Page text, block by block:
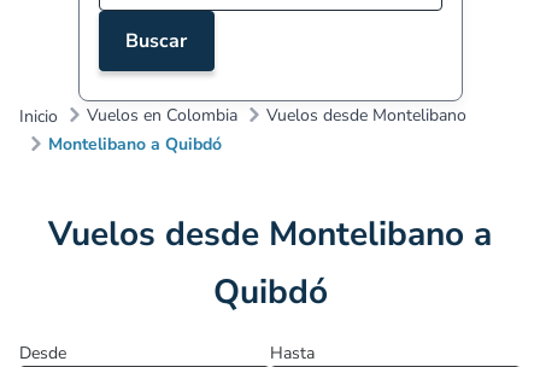
Buscar
Inicio Vuelos en Colombia
Vuelos desde Montelibano
Montelibano a Quibdó
Vuelos desde Montelibano a
Quibdó
Desde Hasta